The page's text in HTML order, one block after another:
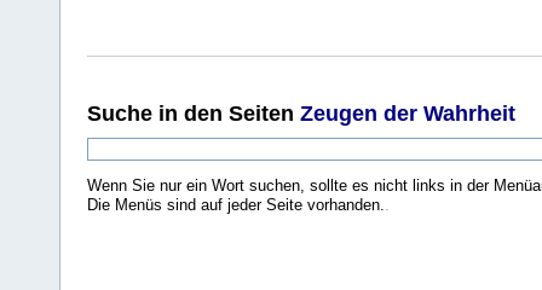
Suche in den Seiten Zeugen der Wahrheit
Wenn Sie nur ein Wort suchen, sollte es nicht links in der
Die Menüs sind auf jeder Seite vorhanden..